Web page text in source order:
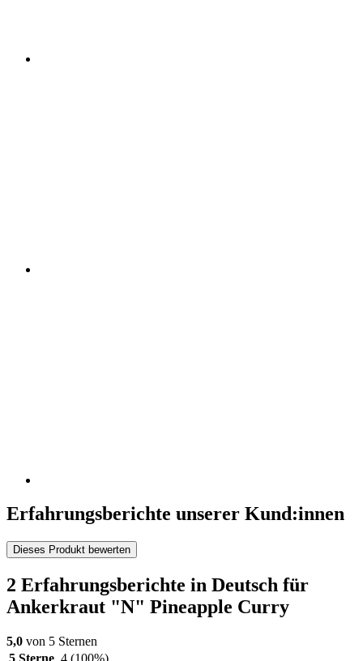
Erfahrungsberichte unserer Kund:innen
Dieses Produkt bewerten
2 Erfahrungsberichte in Deutsch für
Ankerkraut "N" Pineapple Curry
5,0 von 5 Sternen